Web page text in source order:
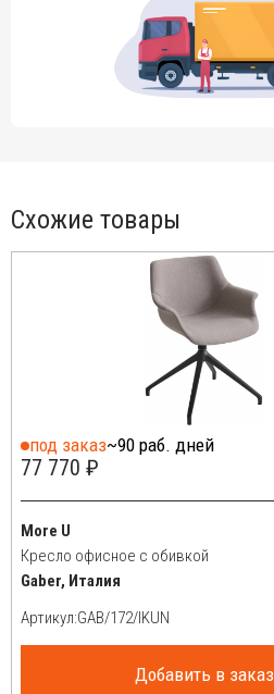
Схожие товары
под заказ~90 раб. дней
77 770 ₽
More U
Кресло офисное с обивкой
Gaber, Италия
Артикул:
Добавить в заказ